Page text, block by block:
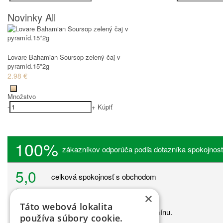
Novinky All
Lovare Bahamian Soursop zelený čaj v
pyramíd.15*2g
2.98 €
Množstvo
-
+ Kúpiť
100% zákazníkov odporúča podľa dotazníka
5,0
celková spokojnosť s obchodom
priemerná doba dodania v dňoch
100 %
zákazníkom dorazil tovar do termínu.
×
Táto webová lokalita
používa súbory cookie.